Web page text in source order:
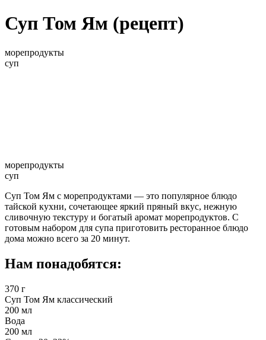
Суп Том Ям (рецепт)
морепродукты
суп
морепродукты
суп
Суп Том Ям с морепродуктами — это популярное блюдо
тайской кухни, сочетающее яркий пряный вкус, нежную
сливочную текстуру и богатый аромат морепродуктов. С
готовым набором для супа приготовить ресторанное блюдо
дома можно всего за 20 минут.
Нам понадобятся:
370 г
Суп Том Ям классический
200 мл
Вода
200 мл